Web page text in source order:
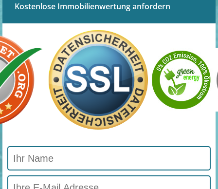
Kostenlose Immobilienwertung anfordern